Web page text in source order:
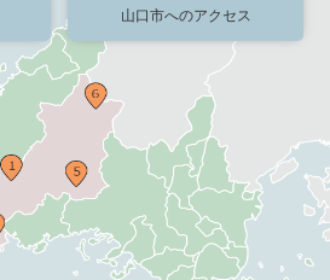
山口市へのアクセス